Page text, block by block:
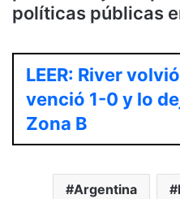
políticas públicas
LEER: River
venció 1-0 y lo
Zona B
Argentina